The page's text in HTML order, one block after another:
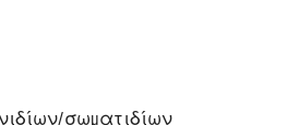
σωματιδίων